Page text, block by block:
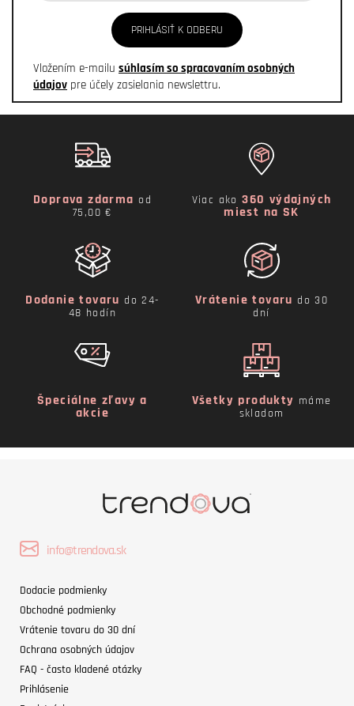
PRIHLÁSIŤ K ODBERU
Vložením e-mailu súhlasím so spracovaním osobných
údajov pre účely zasielania newslettru.
Doprava zdarma od
75,00 €
Viac ako360 výdajných
miest na SK
Dodanie tovaru do 24-
48 hodín
Vrátenie tovaru do 30
dní
Špeciálne zľavy a
akcie
Všetky produkty máme
skladom
info@trendova.sk
Dodacie podmienky
Obchodné podmienky
Vrátenie tovaru do 30 dní
Ochrana osobných údajov
FAQ - často kladené otázky
Prihlásenie